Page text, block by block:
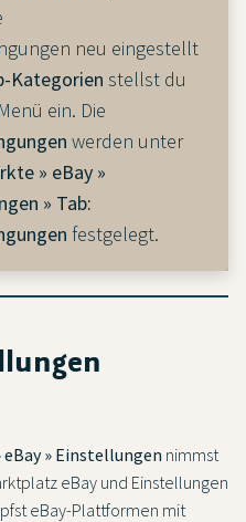
neu eingestellt
Kategorien stellst du
ein. Die
werden unter
» eBay »
» Tab:
festgelegt.
» Einstellungen nimmst
eBay und Einstellungen
eBay-Plattformen mit